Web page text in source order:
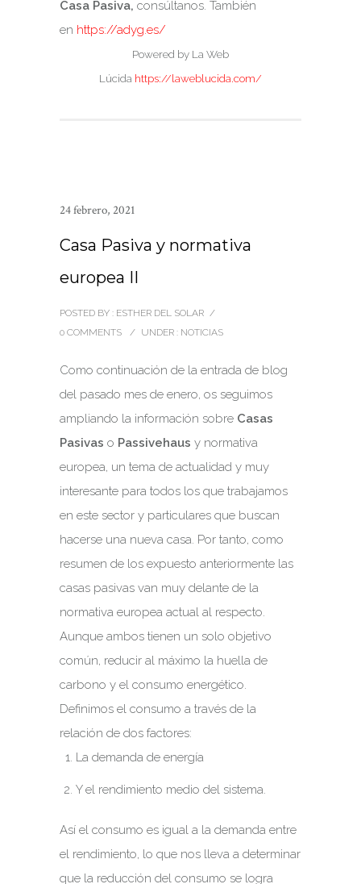
Casa Pasiva, consúltanos. También
en https://adyg.es/
Powered by La Web
Lúcida https://laweblucida.com/
24 febrero, 2021
Casa Pasiva y normativa
europea II
POSTED BY : ESTHER DEL SOLAR /
0 COMMENTS
/ UNDER : NOTICIAS
Como continuación de la entrada de blog
del pasado mes de enero, os seguimos
ampliando la información sobre Casas
Pasivas o Passivehaus y normativa
europea, un tema de actualidad y muy
interesante para todos los que trabajamos
en este sector y particulares que buscan
hacerse una nueva casa. Por tanto, como
resumen de los expuesto anteriormente las
casas pasivas van muy delante de la
normativa europea actual al respecto.
Aunque ambos tienen un solo objetivo
común, reducir al máximo la huella de
carbono y el consumo energético.
Definimos el consumo a través de la
relación de dos factores:
La demanda de energía
Y el rendimiento medio del sistema.
Así el consumo es igual a la demanda entre
el rendimiento, lo que nos lleva a determinar
que la reducción del consumo se logra